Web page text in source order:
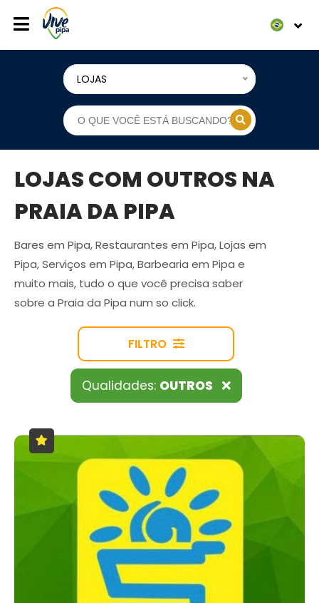
LOJAS
LOJAS COM OUTROS NA
PRAIA DA PIPA
Bares em Pipa, Restaurantes em Pipa, Lojas em
Pipa, Serviços em Pipa, Barbearia em Pipa e
muito mais, tudo o que você precisa saber
sobre a Praia da Pipa num so click.
FILTRO
Qualidades: OUTROS